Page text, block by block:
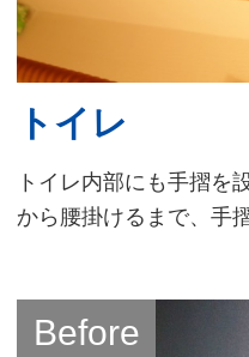
トイレ
トイレ内部にも手摺を
から腰掛けるまで、手